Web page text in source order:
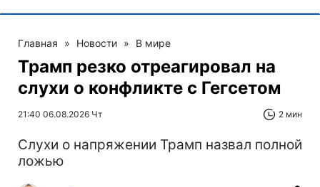
Главная » Новости » В мире
Трамп резко отреагировал на
слухи о конфликте с Гегсетом
21:40 06.08.2026 Чт 2 мин
Слухи о напряжении Трамп назвал полной
ложью